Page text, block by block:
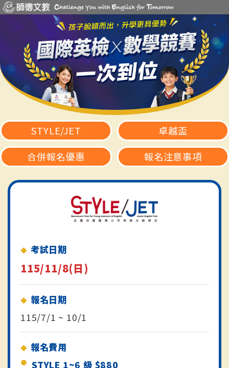
STYLE/JET
卓越盃
合併報名優惠
報名注意事項
考試日期
115/11/8(日)
報名日期
115/7/1 ~ 10/1
報名費用
STYLE 1~6 級 $880